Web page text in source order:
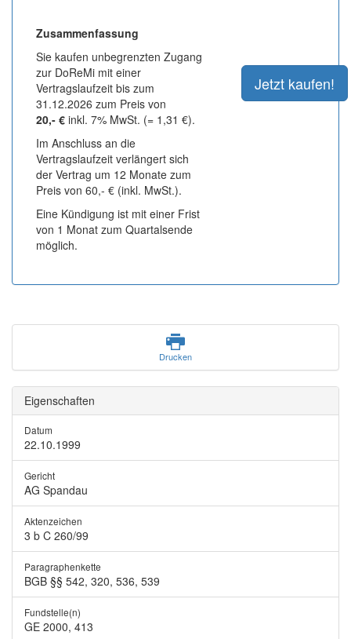
Zusammenfassung
Sie kaufen unbegrenzten Zugang
zur DoReMi mit einer
Vertragslaufzeit bis zum
31.12.2026 zum Preis von
20,- € inkl. 7% MwSt. (= 1,31 €).
Im Anschluss an die
Vertragslaufzeit verlängert sich
der Vertrag um 12 Monate zum
Preis von 60,- € (inkl. MwSt.).
Eine Kündigung ist mit einer Frist
von 1 Monat zum Quartalsende
möglich.
Drucken
Eigenschaften
Datum
22.10.1999
Gericht
AG Spandau
Aktenzeichen
3 b C 260/99
Paragraphenkette
BGB §§ 542, 320, 536, 539
Fundstelle(n)
GE 2000, 413